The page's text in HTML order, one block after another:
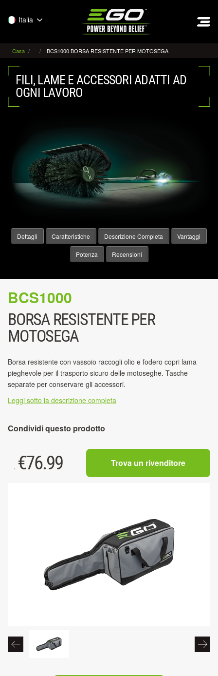
Italia
Casa BCS1000 BORSA RESISTENTE PER MOTOSEGA
FILI, LAME E ACCESSORI ADATTI AD
OGNI LAVORO
Dettagli Caratteristiche Descrizione Completa Vantaggi
Potenza Recensioni
BCS1000
BORSA RESISTENTE PER
MOTOSEGA
Borsa resistente con vassoio raccogli olio e fodero copri lama
pieghevole per il trasporto sicuro delle motoseghe. Tasche
separate per conservare gli accessori.
Leggi sotto la descrizione completa
Condividi questo prodotto
. €76.99 Trova un rivenditore